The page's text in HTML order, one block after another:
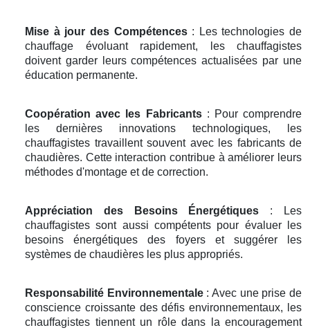
Mise à jour des Compétences: Les technologies de
chauffage évoluant rapidement, les chauffagistes
doivent garder leurs compétences actualisées par une
éducation permanente.
Coopération avec les Fabricants: Pour comprendre
les dernières innovations technologiques, les
chauffagistes travaillent souvent avec les fabricants de
chaudières. Cette interaction contribue à améliorer leurs
méthodes d'montage et de correction.
Appréciation des Besoins Énergétiques : Les
chauffagistes sont aussi compétents pour évaluer les
besoins énergétiques des foyers et suggérer les
systèmes de chaudières les plus appropriés.
Responsabilité Environnementale: Avec une prise de
conscience croissante des défis environnementaux, les
chauffagistes tiennent un rôle dans la encouragement